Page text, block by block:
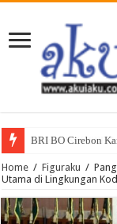
BRI BO Cirebon
Home / Figuraku /
Utama di Lingkungan